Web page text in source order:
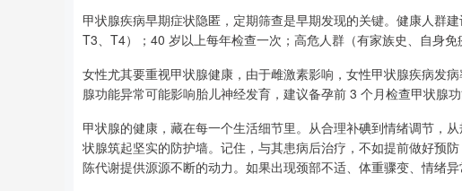
甲状腺疾病早期症状隐匿，定期筛查是早期发现的关键。健康人群
T3、T4）；40 岁以上每年检查一次；高危人群（有家族史、自身
女性尤其要重视甲状腺健康，由于雌激素影响，女性甲状腺疾病发
腺功能异常可能影响胎儿神经发育，建议备孕前 3 个月检查甲状腺
甲状腺的健康，藏在每一个生活细节里。从合理补碘到情绪调节，
状腺筑起坚实的防护墙。记住，与其患病后治疗，不如提前做好预
陈代谢提供源源不断的动力。如果出现颈部不适、体重骤变、情绪